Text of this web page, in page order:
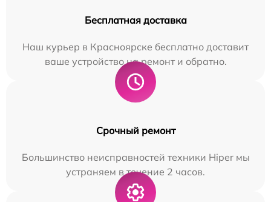
Бесплатная доставка
Наш курьер в Красноярске бесплатно доставит
ваше устройство на ремонт и обратно.
Срочный ремонт
Большинство неисправностей техники Hiper мы
устраняем в течение 2 часов.